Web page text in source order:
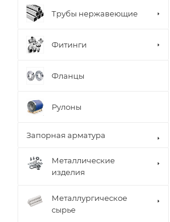
Трубы нержавеющие
Фитинги
Фланцы
Рулоны
Запорная арматура
Металлические
изделия
Металлургическое
сырье